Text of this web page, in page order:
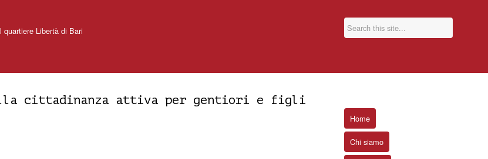
quartiere Libertà di Bari
cittadinanza attiva per gentiori e figli
Home
Chi siamo